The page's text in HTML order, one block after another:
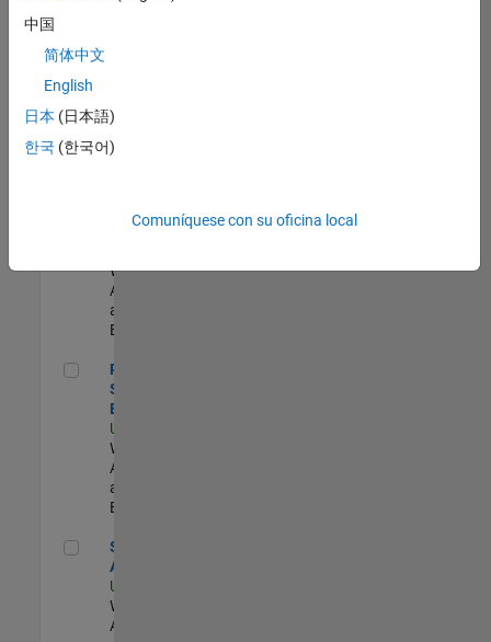
Oil & Gas Industry Manager
US-TX-Plano
Marketing |
Cloud Solution
Architect
Web
Applications
and Services |
Experimentado
Principal Cloud Software Engineer
Principal Cloud
Software
Engineer
US-MA-Natick
Web
Applications
and Services |
Experimentado
Senior Applied AI Engineer
Senior Applied
AI Engineer
US-MA-Natick
Web
Applications
中国
简体中文
English
日本 (日本語)
한국 (한국어)
Comuníquese con su oficina local